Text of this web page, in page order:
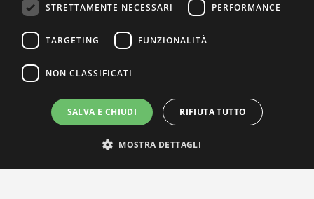
STRETTAMENTE NECESSARI PERFORMANCE
TARGETING FUNZIONALITÀ
NON CLASSIFICATI
SALVA E CHIUDI RIFIUTA TUTTO
MOSTRA DETTAGLI